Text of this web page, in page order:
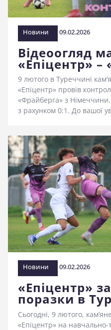
Новини 09.02.2026
Відеоогляд
«Епіцентр»
9 лютого в Туреччині
«Епіцентр» провів
«Фрайберга» з
з рахунком 0:1. До вашої
Новини 09.02.2026
«Епіцентр»
поразки в
Сьогодні, 9 лютого,
«Епіцентр» на